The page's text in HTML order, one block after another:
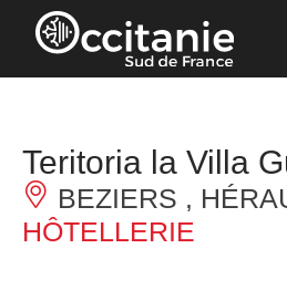
Panneau de gestion des cookies
Teritoria la Villa
BEZIERS ,
HÔTELLERIE